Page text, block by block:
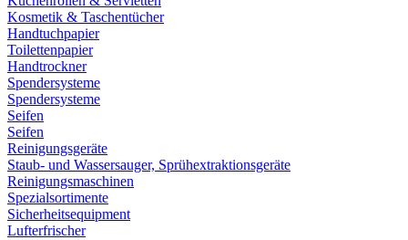
Kosmetik & Taschentücher
Handtuchpapier
Toilettenpapier
Handtrockner
Spendersysteme
Spendersysteme
Seifen
Seifen
Reinigungsgeräte
Staub- und Wassersauger, Sprühextraktionsgeräte
Reinigungsmaschinen
Spezialsortimente
Sicherheitsequipment
Lufterfrischer